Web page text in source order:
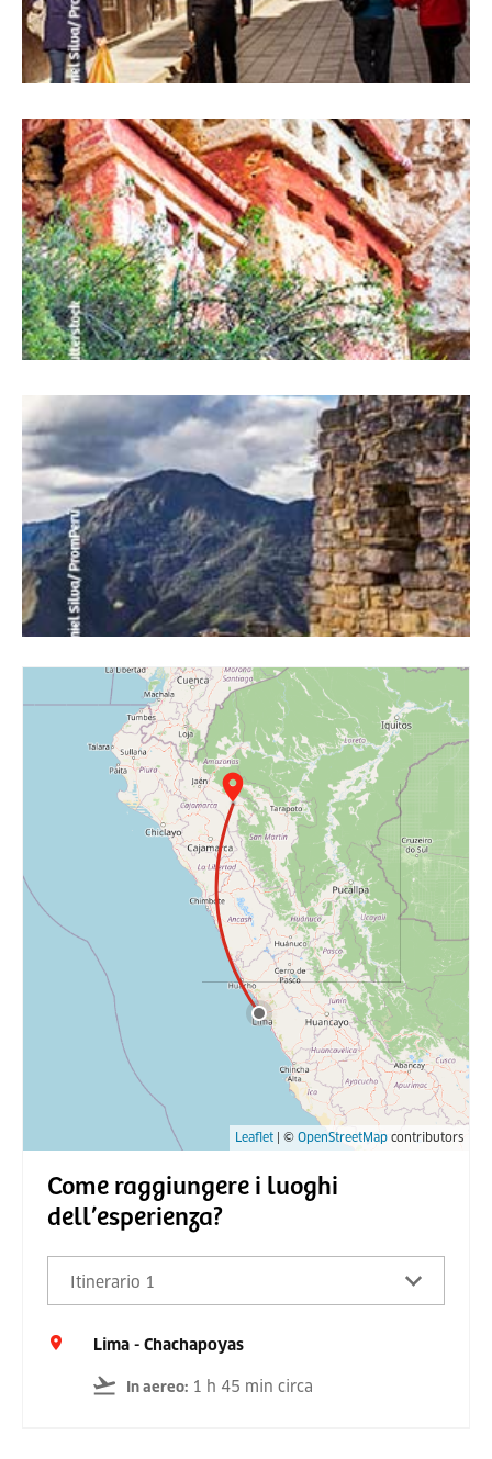
Leaflet | © OpenStreetMap contributors
Come raggiungere i luoghi
dell’esperienza?
Itinerario 1
Lima - Chachapoyas
In aereo: 1 h 45 min circa